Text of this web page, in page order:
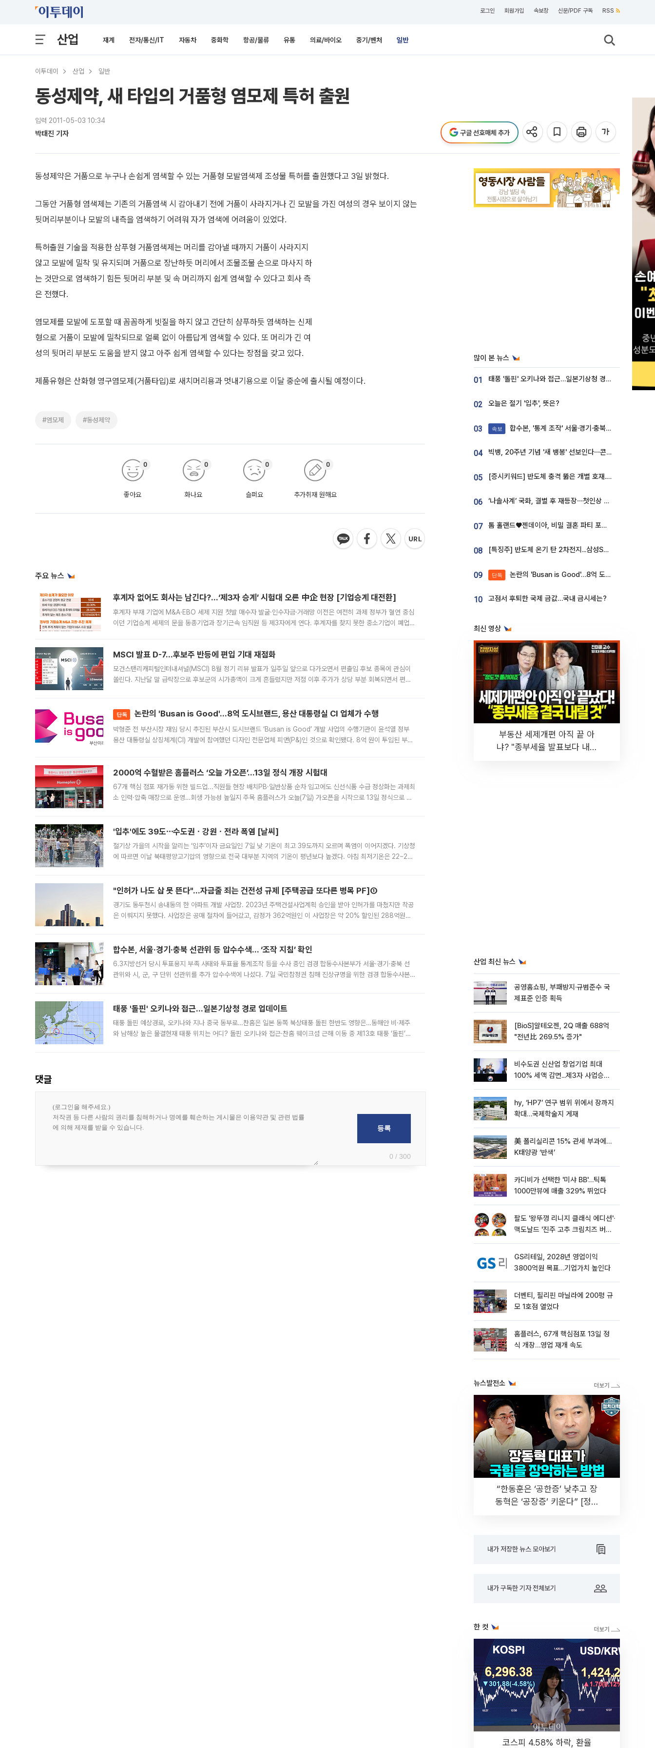
로그인 회원가입 속보창 신문/PDF 구독 RSS
산업 재계 전자/통신/IT 자동차 중화학 항공/물류 유통 의료/바이오 중기/벤처 일반
이투데이 산업 일반
동성제약, 새 타입의 거품형 염모제 특허 출원
입력 2011-05-03 10:34
박태진 기자 구글 선호매체 추가
동성제약은 거품으로 누구나 손쉽게 염색할 수 있는 거품형 모발염색제 조성물 특허를 출원했다고 3일 밝혔다.
그동안 거품형 염색제는 기존의 거품염색 시 감아내기 전에 거품이 사라지거나 긴 모발을 가진 여성의 경우 보이지 않는
뒷머리부분이나 모발의 내측을 염색하기 어려워 자가 염색에 어려움이 있었다.
특허출원 기술을 적용한 삼푸형 거품염색제는 머리를 감아낼 때까지 거품이 사라지지
않고 모발에 밀착 및 유지되며 거품으로 장난하듯 머리에서 조물조물 손으로 마사지 하
는 것만으로 염색하기 힘든 뒷머리 부분 및 속 머리까지 쉽게 염색할 수 있다고 회사 측
은 전했다.
염모제를 모발에 도포할 때 꼼꼼하게 빗질을 하지 않고 간단히 샴푸하듯 염색하는 신제
형으로 거품이 모발에 밀착되므로 얼룩 없이 아름답게 염색할 수 있다. 또 머리가 긴 여
성의 뒷머리 부분도 도움을 받지 않고 아주 쉽게 염색할 수 있다는 장점을 갖고 있다.
제품유형은 산화형 영구염모제(거품타입)로 새치머리용과 멋내기용으로 이달 중순에 출시될 예정이다.
#염모제 #동성제약
좋아요
0
화나요
0
슬퍼요
0
추가취재 원해요
0
주요 뉴스
후계자 없어도 회사는 남긴다?…‘제3자 승계’ 시험대 오른 中企 현장 [기업승계 대전환]
후계자 부재 기업에 M&A·EBO 세제 지원 첫발 매수자 발굴·인수자금·거래망 이전은 여전히 과제 정부가 혈연 중심
이던 기업승계 세제의 문을 동종기업과 장기근속 임직원 등 제3자에게 연다. 후계자를 찾지 못한 중소기업이 폐업
MSCI 발표 D-7…후보주 반등에 편입 기대 재점화
모건스탠리캐피털인터내셔널(MSCI) 8월 정기 리뷰 발표가 일주일 앞으로 다가오면서 편출입 후보 종목에 관심이
쏠린다. 지난달 말 급락장으로 후보군의 시가총액이 크게 흔들렸지만 저점 이후 주가가 상당 부분 회복되면서 편입
단독 논란의 'Busan is Good'…8억 도시브랜드, 용산 대통령실 CI 업체가 수행
박형준 전 부산시장 재임 당시 추진된 부산시 도시브랜드 ‘Busan is Good’ 개발 사업의 수행기관이 윤석열 정부
용산 대통령실 상징체계(CI) 개발에 참여했던 디자인 전문업체 피앤(P&)인 것으로 확인됐다. 8억 원이 투입된 부산
2000억 수혈받은 홈플러스 ‘오늘 가오픈’...13일 정식 개장 시험대
67개 핵심 점포 재가동 위한 빌드업...직원들 현장 배치PB·일반상품 순차 입고에도 신선식품 수급 정상화는 과제최
소 인력·압축 매장으로 운영…회생 가능성 높일지 주목 홈플러스가 오늘(7일) 가오픈을 시작으로 13일 정식으로 재
'입추'에도 39도⋯수도권ㆍ강원ㆍ전라 폭염 [날씨]
절기상 가을의 시작을 알리는 ‘입추’이자 금요일인 7일 낮 기온이 최고 39도까지 오르며 폭염이 이어지겠다. 기상청
에 따르면 이날 북태평양고기압의 영향으로 전국 대부분 지역의 기온이 평년보다 높겠다. 아침 최저기온은 22~27
"인허가 나도 삽 못 뜬다"…자금줄 죄는 건전성 규제 [주택공급 또다른 병목 PF]①
경기도 동두천시 송내동의 한 아파트 개발 사업장. 2023년 주택건설사업계획 승인을 받아 인허가를 마쳤지만 착공
은 이뤄지지 못했다. 사업장은 공매 절차에 들어갔고, 감정가 362억원인 이 사업장은 약 20% 할인된 288억원에
합수본, 서울·경기·충북 선관위 등 압수수색… ‘조작 지침’ 확인
6.3지방선거 당시 투표용지 부족 사태와 투표율 통계조작 등을 수사 중인 검경 합동수사본부가 서울·경기·충북 선
관위와 시, 군, 구 단위 선관위를 추가 압수수색에 나섰다. 7일 국민참정권 침해 진상규명을 위한 검경 합동수사본
태풍 '돌핀' 오키나와 접근…일본기상청 경로 업데이트
태풍 돌핀 예상경로, 오키나와 지나 중국 동부로…찬홈은 일본 동쪽 북상태풍 돌핀 한반도 영향은…동해안 비·제주
와 남해상 높은 물결현재 태풍 위치는 어디? 돌핀 오키나와 접근·찬홈 웨이크섬 근해 이동 중 제13호 태풍 ‘돌핀’이
댓글
0 / 300
많이 본 뉴스
01 태풍 '돌핀' 오키나와 접근…일본기상청 경로 업데이트
02 오늘은 절기 '입추', 뜻은?
03 속보 합수본, '통계 조작' 서울·경기·충북 선관위 등 추가 압수수색
04 빅뱅, 20주년 기념 '새 뱅봉' 선보인다⋯콘서트 앞두고 팝업 개최
05 [증시키워드] 반도체 충격 뚫은 개별 호재...포스코퓨처엠·에코프로·한화솔루션 '눈길'
06 ‘나솔사계’ 국화, 결별 후 재등장⋯첫인상 투표 휩쓸고 ‘인기녀’ 등극
07 톰 홀랜드♥젠데이아, 비밀 결혼 파티 포착⋯호텔 대관비만 9억
08 [특징주] 반도체 온기 탄 2차전지...삼성SDI, 장 초반 7% 넘게 껑충
09 단독 논란의 'Busan is Good'…8억 도시브랜드, 용산 대통령실 CI 업체가 수행
10 고점서 후퇴한 국제 금값…국내 금시세는?
최신 영상
부동산 세제개편 아직 끝 아
냐? "종부세율 발표보다 내릴
산업 최신 뉴스
공영홈쇼핑, 부패방지·규범준수 국
제표준 인증 획득
[BioS]알테오젠, 2Q 매출 688억
"전년比 269.5% 증가"
비수도권 신산업 창업기업 최대
100% 세액 감면...제3자 사업승계
hy, ‘HP7’ 연구 범위 위에서 장까지
확대…국제학술지 게재
美 폴리실리콘 15% 관세 부과에…
K태양광 ‘반색’
카디비가 선택한 '미샤 BB'…틱톡
1000만뷰에 매출 329% 뛰었다
팔도 '왕뚜껑 리니지 클래식 에디션'·
맥도날드 '진주 고추 크림치즈 버거'
GS리테일, 2028년 영업이익
3800억원 목표…기업가치 높인다
더벤티, 필리핀 마닐라에 200평 규
모 1호점 열었다
홈플러스, 67개 핵심점포 13일 정
식 개장…영업 재개 속도
뉴스발전소
“한동훈은 ‘공한증’ 낮추고 장
동혁은 ‘공장증’ 키운다” [정치
내가 저장한 뉴스 모아보기
내가 구독한 기자 전체보기
한 컷
코스피 4.58% 하락, 환율